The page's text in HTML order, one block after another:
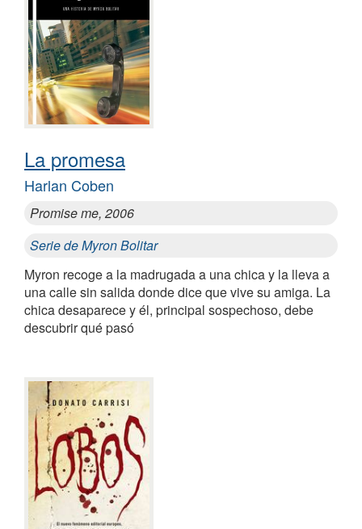
La promesa
Harlan Coben
Promise me, 2006
Serie de Myron Bolitar
Myron recoge a la madrugada a una chica y la lleva a
una calle sin salida donde dice que vive su amiga. La
chica desaparece y él, principal sospechoso, debe
descubrir qué pasó